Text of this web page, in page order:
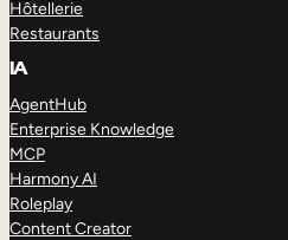
Hôtellerie
Restaurants
IA
AgentHub
Enterprise Knowledge
MCP
Harmony AI
Roleplay
Content Creator